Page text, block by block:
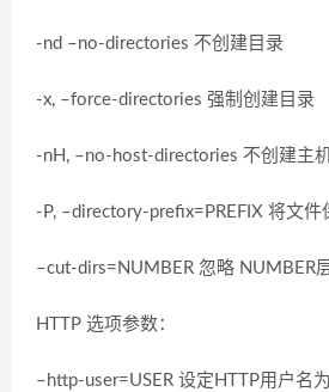
-nd –no-directories 不创建目录
-x, –force-directories 强制创建目录
-nH, –no-host-directories 不创建主
-P, –directory-prefix=PREFIX 将文
–cut-dirs=NUMBER 忽略 NUMBER
HTTP 选项参数：
–http-user=USER 设定HTTP用户名